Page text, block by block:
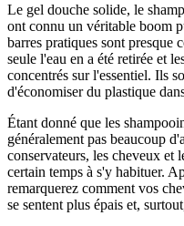
Le gel douche solide, le
ont connu un véritable boom
barres pratiques sont
seule l'eau en a été retirée et
concentrés sur l'essentiel. Ils
d'économiser du plastique
Étant donné que les
généralement pas beaucoup
conservateurs, les cheveux et
certain temps à s'y habituer.
remarquerez comment vos
se sentent plus épais et,